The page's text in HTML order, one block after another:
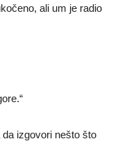
ali um je radio
izgovori nešto što